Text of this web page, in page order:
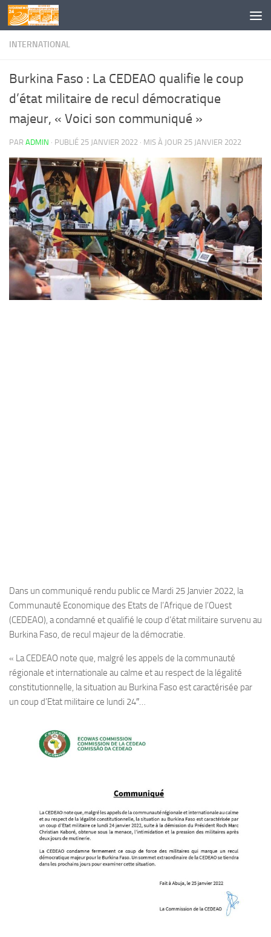
Skip to content
INTERNATIONAL
Burkina Faso : La CEDEAO qualifie le coup
d’état militaire de recul démocratique
majeur, « Voici son communiqué »
PAR ADMIN · PUBLIÉ 25 JANVIER 2022 · MIS À JOUR 25 JANVIER 2022
Dans un communiqué rendu public ce Mardi 25 Janvier 2022, la
Communauté Economique des Etats de l’Afrique de l’Ouest
(CEDEAO), a condamné et qualifié le coup d’état militaire survenu au
Burkina Faso, de recul majeur de la démocratie.
« La CEDEAO note que, malgré les appels de la communauté
régionale et internationale au calme et au respect de la légalité
constitutionnelle, la situation au Burkina Faso est caractérisée par
un coup d’Etat militaire ce lundi 24″…